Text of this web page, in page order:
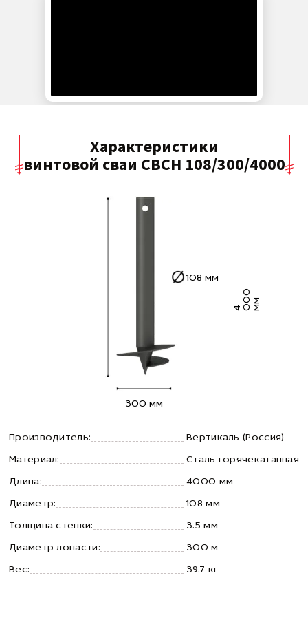
Характеристики
винтовой сваи СВСН 108/300/4000
4 0 0
0
м м
300 мм
108 мм
Производитель: Вертикаль (Россия)
Материал: Сталь горячекатанная
Длина: 4000 мм
Диаметр: 108 мм
Толщина стенки: 3.5 мм
Диаметр лопасти: 300 м
Вес: 39.7 кг